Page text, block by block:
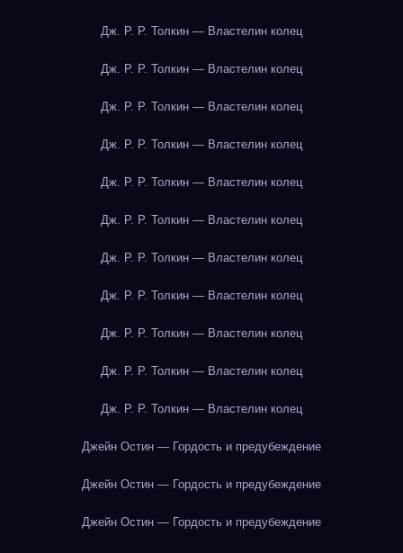
Дж. Р. Р. Толкин — Властелин колец
Дж. Р. Р. Толкин — Властелин колец
Дж. Р. Р. Толкин — Властелин колец
Дж. Р. Р. Толкин — Властелин колец
Дж. Р. Р. Толкин — Властелин колец
Дж. Р. Р. Толкин — Властелин колец
Дж. Р. Р. Толкин — Властелин колец
Дж. Р. Р. Толкин — Властелин колец
Дж. Р. Р. Толкин — Властелин колец
Дж. Р. Р. Толкин — Властелин колец
Дж. Р. Р. Толкин — Властелин колец
Джейн Остин — Гордость и предубеждение
Джейн Остин — Гордость и предубеждение
Джейн Остин — Гордость и предубеждение